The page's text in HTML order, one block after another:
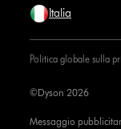
Italia
Politica globale sulla
Messaggio
©Dyson 2026